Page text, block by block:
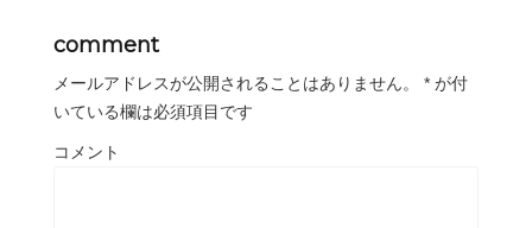
comment
メールアドレスが公開されることはありません。 * が付
いている欄は必須項目です
コメント